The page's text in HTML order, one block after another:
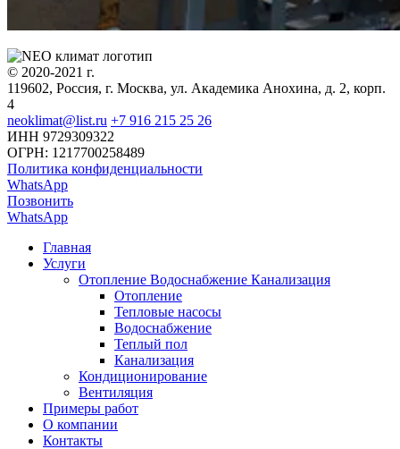
© 2020-2021 г.
119602, Россия, г. Москва, ул. Академика Анохина, д. 2, корп.
4
neoklimat@list.ru +7 916 215 25 26
ИНН 9729309322
ОГРН: 1217700258489
Политика конфиденциальности
WhatsApp
Позвонить
WhatsApp
Главная
Услуги
Отопление Водоснабжение Канализация
Отопление
Тепловые насосы
Водоснабжение
Теплый пол
Канализация
Кондиционирование
Вентиляция
Примеры работ
О компании
Контакты